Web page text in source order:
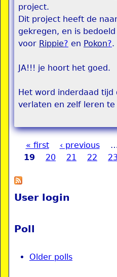
project.
Dit project heeft de
gekregen, en is
voor Rippie? en Pokon?.
JA!!! je hoort het goed.
Het word inderdaad tijd
verlaten en zelf leren te
Pages
« first ‹ previous
19
20 21 22 23
User login
Poll
Older polls